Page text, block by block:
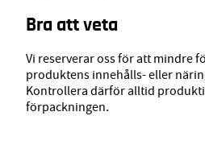
Bra att veta
Vi reserverar oss för att mindre
produktens innehålls- eller
Kontrollera därför alltid
förpackningen.